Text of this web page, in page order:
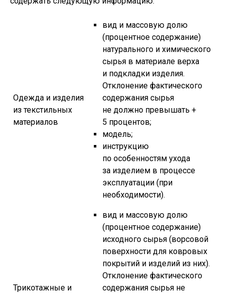
Одежда и изделия
из текстильных
материалов
вид и массовую долю
(процентное содержание)
натурального и химического
сырья в материале верха
и подкладки изделия.
Отклонение фактического
содержания сырья
не должно превышать +
5 процентов;
модель;
инструкцию
по особенностям ухода
за изделием в процессе
эксплуатации (при
необходимости).
Трикотажные и
вид и массовую долю
(процентное содержание)
исходного сырья (ворсовой
поверхности для ковровых
покрытий и изделий из них).
Отклонение фактического
содержания сырья не